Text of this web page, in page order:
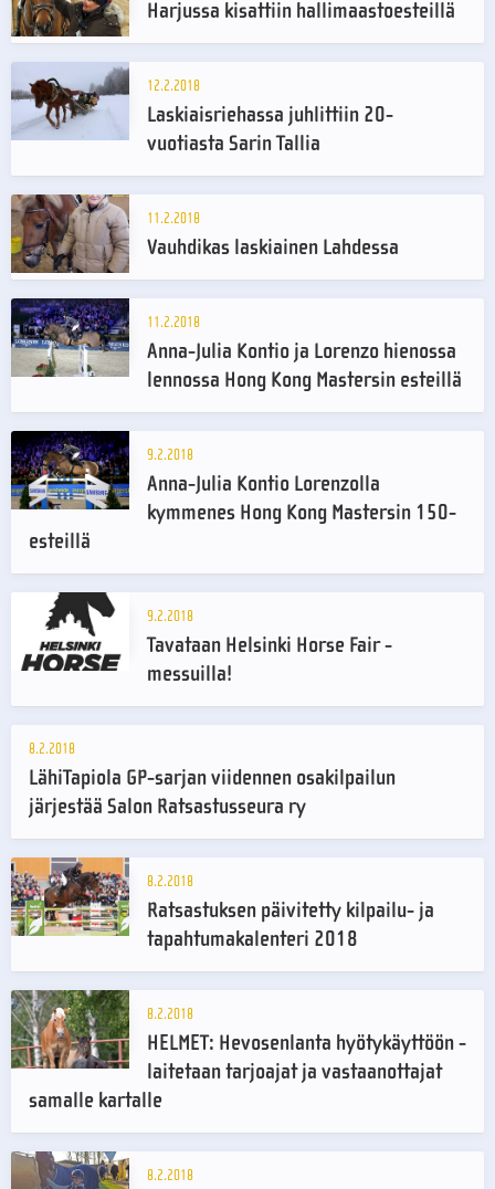
Harjussa kisattiin hallimaastoesteillä
12.2.2018
Laskiaisriehassa juhlittiin 20-
vuotiasta Sarin Tallia
11.2.2018
Vauhdikas laskiainen Lahdessa
11.2.2018
Anna-Julia Kontio ja Lorenzo hienossa
lennossa Hong Kong Mastersin esteillä
9.2.2018
Anna-Julia Kontio Lorenzolla
kymmenes Hong Kong Mastersin 150-
esteillä
9.2.2018
Tavataan Helsinki Horse Fair -
messuilla!
8.2.2018
LähiTapiola GP-sarjan viidennen osakilpailun
järjestää Salon Ratsastusseura ry
8.2.2018
Ratsastuksen päivitetty kilpailu- ja
tapahtumakalenteri 2018
8.2.2018
HELMET: Hevosenlanta hyötykäyttöön -
laitetaan tarjoajat ja vastaanottajat
samalle kartalle
8.2.2018